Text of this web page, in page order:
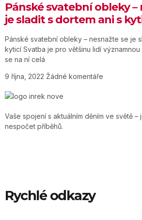
Pánské svatební obleky –
je sladit s dortem ani s
Pánské svatební obleky – nesnažte se je
kyticí Svatba je pro většinu lidí
se na ní celá
9 října, 2022 Žádné komentáře
Vaše spojení s aktuálním děním ve světě –
nespočet příběhů.
Rychlé odkazy